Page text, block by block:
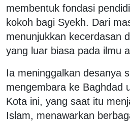
membentuk fondasi
kokoh bagi Syekh. Dari
menunjukkan kecerdasan
yang luar biasa pada ilmu
​Ia meninggalkan desanya
mengembara ke Baghdad
Kota ini, yang saat itu
Islam, menawarkan